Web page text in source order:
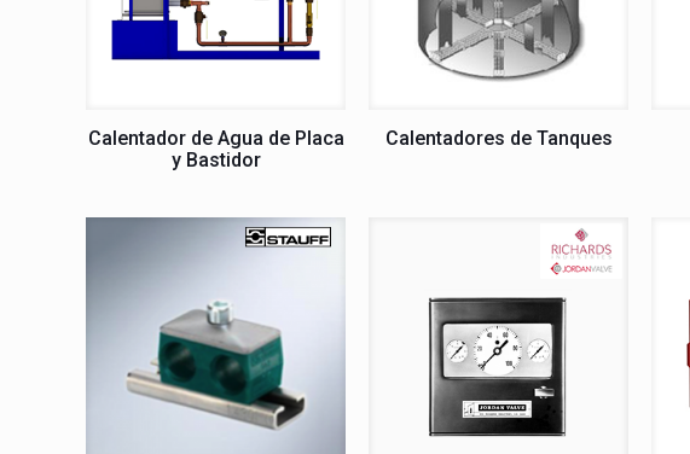
Calentador de Agua de Placa
y Bastidor
Calentadores de Tanques